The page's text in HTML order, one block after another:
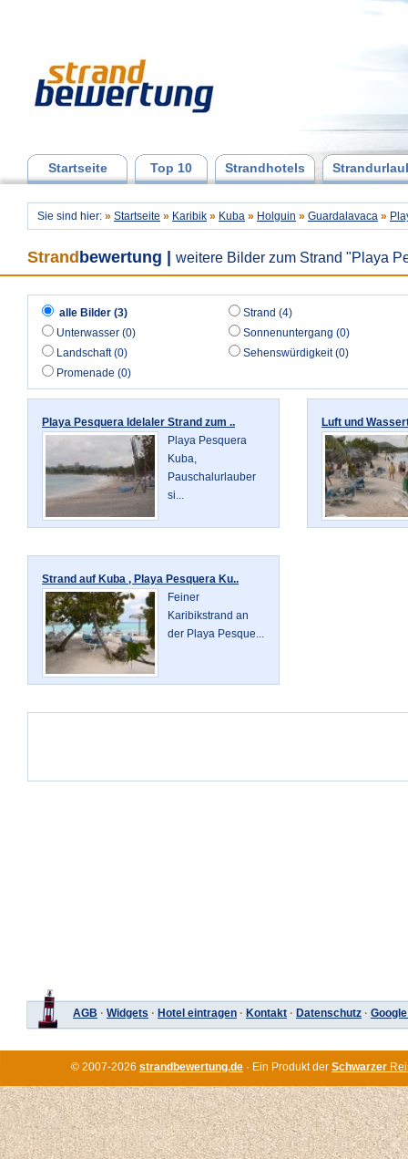
Startseite Top 10 Strandhotels
Sie sind hier: » Startseite » Karibik » Kuba » Holguin » Guardalavaca »
Strand bewertung weitere Bilder zum Strand "Playa
alle Bilder (3)
Strand (4)
Unterwasser (0)
Sonnenuntergang (0)
Landschaft (0)
Sehenswürdigkeit (0)
Promenade (0)
Playa Pesquera Idelaler Strand zum ..
Playa Pesquera
Kuba,
Pauschalurlauber
si...
Luft und
Strand auf Kuba , Playa Pesquera Ku..
Feiner
Karibikstrand an
der Playa Pesque...
AGB · Widgets · Hotel eintragen · Kontakt · Datenschutz ·
© 2007-2026 strandbewertung.de · Ein Produkt der Schwarzer